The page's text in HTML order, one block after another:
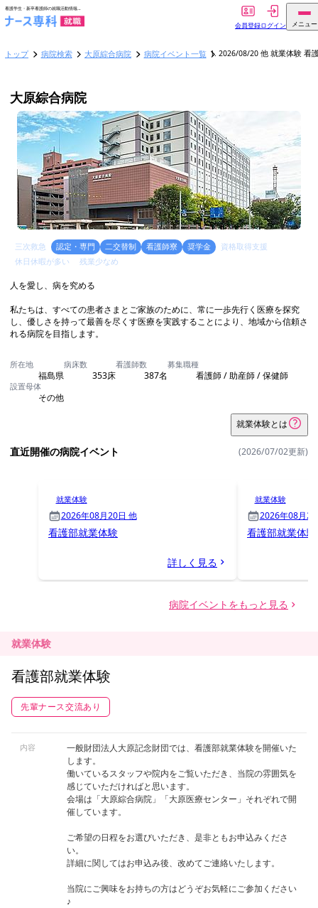
就業体験
看護部就業体験
先輩ナース交流あり
内容
一般財団法人大原記念財団では、看護部就業体験を開催いた
します。
働いているスタッフや院内をご覧いただき、当院の雰囲気を
感じていただければと思います。
会場は「大原綜合病院」「大原医療センター」それぞれで開
催しています。
ご希望の日程をお選びいただき、是非ともお申込みくださ
い。
詳細に関してはお申込み後、改めてご連絡いたします。
当院にご興味をお持ちの方はどうぞお気軽にご参加ください
♪